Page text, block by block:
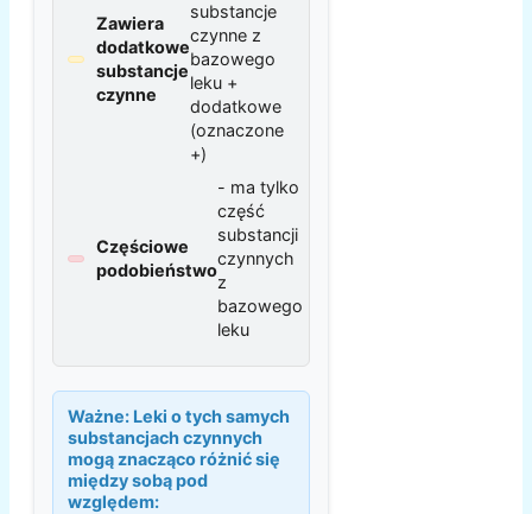
Zawiera
dodatkowe
substancje
czynne
substancje
czynne z
bazowego
leku +
dodatkowe
(oznaczone
+)
Częściowe
podobieństwo
- ma tylko
część
substancji
czynnych
z
bazowego
leku
Ważne: Leki o tych samych
substancjach czynnych
mogą znacząco różnić się
między sobą pod
względem: